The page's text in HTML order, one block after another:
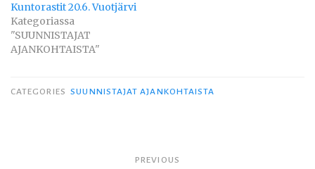
Kuntorastit 20.6. Vuotjärvi
Kategoriassa
"SUUNNISTAJAT
AJANKOHTAISTA"
CATEGORIES SUUNNISTAJAT AJANKOHTAISTA
PREVIOUS